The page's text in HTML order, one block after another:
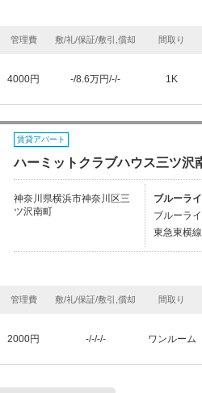
管理費 敷/礼/保証/敷引,償却 間取り
4000円 -/8.6万円/-/- 1K
賃貸アパート
ハーミットクラブハウス三ツ沢
神奈川県横浜市神奈川区三
ツ沢南町
ブルーラ
ブルーラ
東急東横
管理費 敷/礼/保証/敷引,償却 間取り
2000円 -/-/-/- ワンルーム